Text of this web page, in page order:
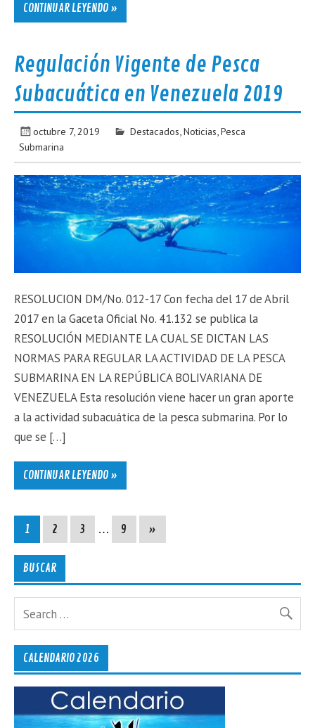
CONTINUAR LEYENDO »
Regulación Vigente de Pesca
Subacuática en Venezuela 2019
octubre 7, 2019 Destacados Noticias Pesca
Submarina
RESOLUCION DM/No. 012-17 Con fecha del 17 de Abril
2017 en la Gaceta Oficial No. 41.132 se publica la
RESOLUCIÓN MEDIANTE LA CUAL SE DICTAN LAS
NORMAS PARA REGULAR LA ACTIVIDAD DE LA PESCA
SUBMARINA EN LA REPÚBLICA BOLIVARIANA DE
VENEZUELA Esta resolución viene hacer un gran aporte
a la actividad subacuática de la pesca submarina. Por lo
que se […]
CONTINUAR LEYENDO »
1 2 3 … 9 »
BUSCAR
CALENDARIO 2026